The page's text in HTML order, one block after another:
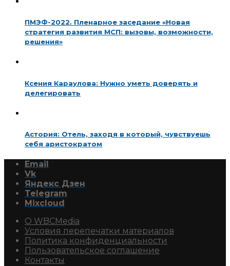
ПМЭФ-2022. Пленарное заседание «Новая
стратегия развития МСП: вызовы, возможности,
решения»
Ксения Караулова: Нужно уметь доверять и
делегировать
Астория: Отель, заходя в который, чувствуешь
себя аристократом
Email
Vk
Яндекс Дзен
Telegram
Mixcloud
О WBCMedia
Условия перепечатки материалов
Политика конфиденциальности
Пользовательское соглашение
Контакты